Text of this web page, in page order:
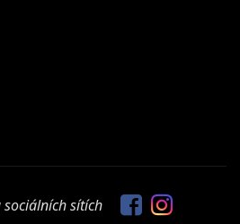
sítích